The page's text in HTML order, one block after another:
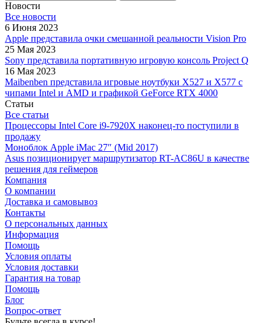
Новости
Все новости
6 Июня 2023
Apple представила очки смешанной реальности Vision Pro
25 Мая 2023
Sony представила портативную игровую консоль Project Q
16 Мая 2023
Maibenben представила игровые ноутбуки X527 и X577 с
чипами Intel и AMD и графикой GeForce RTX 4000
Статьи
Все статьи
Процессоры Intel Core i9-7920X наконец-то поступили в
продажу
Моноблок Apple iMac 27″ (Mid 2017)
Asus позиционирует маршрутизатор RT-AC86U в качестве
решения для геймеров
Компания
О компании
Доставка и самовывоз
Контакты
О персональных данных
Информация
Помощь
Условия оплаты
Условия доставки
Гарантия на товар
Помощь
Блог
Вопрос-ответ